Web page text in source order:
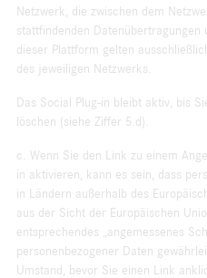
Netzwerk, die zwischen dem
stattfindenden
dieser Plattform gelten
des jeweiligen Netzwerks.
Das Social Plug-in bleibt aktiv, bis
löschen (siehe Ziffer 5.d).
c. Wenn Sie den Link zu einem
in aktivieren, kann es sein, dass
in Ländern außerhalb des
aus der Sicht der Europäischen
entsprechendes „angemessenes
personenbezogener Daten
Umstand, bevor Sie einen Link